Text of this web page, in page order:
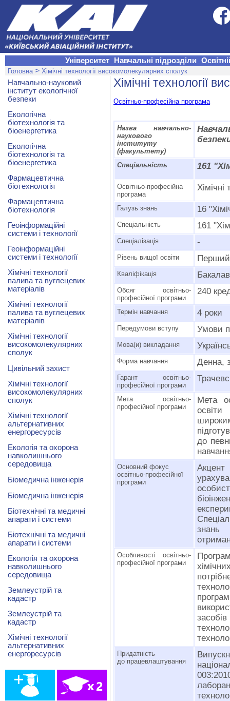
Університет Навчальні підрозділи
Головна > Хімічні технології високомолекулярних сполук
Хімічні технології
Освітньо-професійна програма
Назва навчально-
наукового
інституту
(факультету)
Спеціальність 161
Освітньо-професійна
програма
Галузь знань 16
Спеціальність 161
Спеціалізація -
Рівень вищої освіти Перший
Кваліфікація
Обсяг освітньо-
професійної програми
240
Термін навчання 4 роки
Передумови вступу Умови
Мова(и) викладання
Форма навчання Денна,
Гарант освітньо-
професійної програми
Мета освітньо-
професійної програми
Мета
освіти
до
Основний фокус
освітньо-професійної
програми
Акцент
знань
Особливості освітньо-
професійної програми
Придатність
до працевлаштування
Навчально-науковий
інститут екологічної
безпеки
Екологічна
біотехнологія та
біоенергетика
Екологічна
біотехнологія та
біоенергетика
Фармацевтична
біотехнологія
Фармацевтична
біотехнологія
Геоінформаційні
системи і технології
Геоінформаційні
системи і технології
Хімічні технології
палива та вуглецевих
матеріалів
Хімічні технології
палива та вуглецевих
матеріалів
Хімічні технології
високомолекулярних
сполук
Цивільний захист
Хімічні технології
високомолекулярних
сполук
Хімічні технології
альтернативних
енергоресурсів
Екологія та охорона
навколишнього
середовища
Біомедична інженерія
Біомедична інженерія
Біотехнічні та медичні
апарати і системи
Біотехнічні та медичні
апарати і системи
Екологія та охорона
навколишнього
середовища
Землеустрій та
кадастр
Землеустрій та
кадастр
Хімічні технології
альтернативних
енергоресурсів